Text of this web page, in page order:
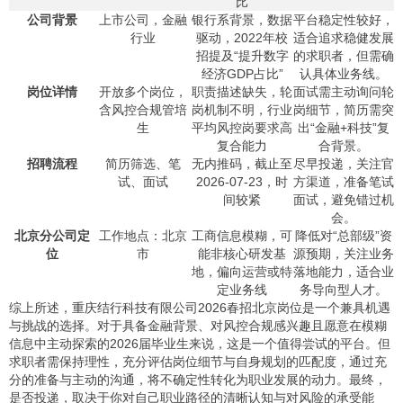
公司背景
上市公司，金融
行业
银行系背景，数据
驱动，2022年校
招提及“提升数字
经济GDP占比”
平台稳定性较好，
适合追求稳健发展
的求职者，但需确
认具体业务线。
岗位详情
开放多个岗位，
含风控合规管培
生
职责描述缺失，轮
岗机制不明，行业
平均风控岗要求高
复合能力
面试需主动询问轮
岗细节，简历需突
出“金融+科技”复
合背景。
招聘流程
简历筛选、笔
试、面试
无内推码，截止至
2026-07-23，时
间较紧
尽早投递，关注官
方渠道，准备笔试
面试，避免错过机
会。
北京分公司定
位
工作地点：北京
市
工商信息模糊，可
能非核心研发基
地，偏向运营或特
定业务线
降低对“总部级”资
源预期，关注业务
落地能力，适合业
务导向型人才。
综上所述，重庆结行科技有限公司2026春招北京岗位是一个兼具机遇
与挑战的选择。对于具备金融背景、对风控合规感兴趣且愿意在模糊
信息中主动探索的2026届毕业生来说，这是一个值得尝试的平台。但
求职者需保持理性，充分评估岗位细节与自身规划的匹配度，通过充
分的准备与主动的沟通，将不确定性转化为职业发展的动力。最终，
是否投递，取决于你对自己职业路径的清晰认知与对风险的承受能